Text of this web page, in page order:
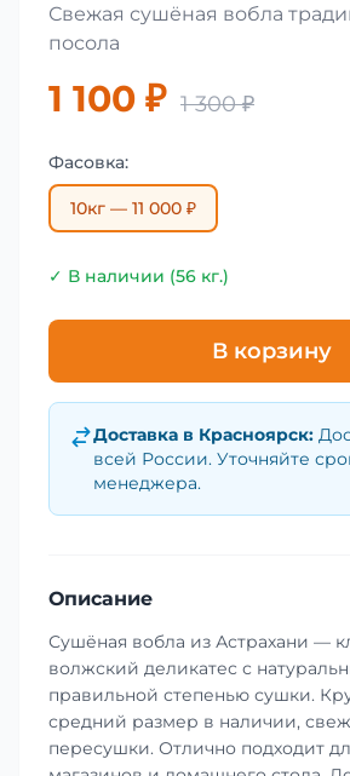
Свежая сушёная вобла
посола
1 100 ₽ 1 300 ₽
Фасовка:
10кг — 11 000 ₽
✓ В наличии (56 кг.)
В корзину
Доставка в Красноярск:
всей России. Уточняйте
менеджера.
Описание
Сушёная вобла из Астрахани —
волжский деликатес с
правильной степенью сушки.
средний размер в наличии,
пересушки. Отлично подходит